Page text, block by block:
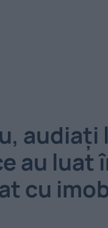
audiați
au
cu